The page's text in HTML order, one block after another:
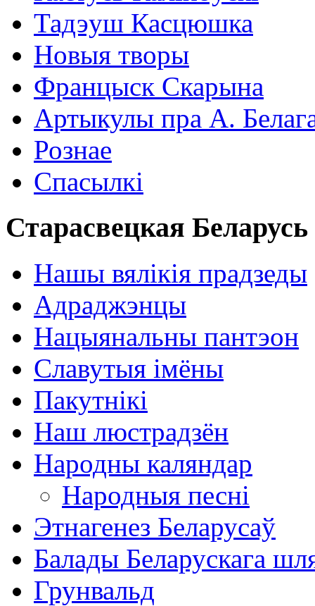
Тадэуш Касцюшка
Новыя творы
Францыск Скарына
Артыкулы пра А.
Рознае
Спасылкі
Старасвецкая Беларусь
Нашы вялікія прадзеды
Адраджэнцы
Нацыянальны пантэон
Славутыя імёны
Пакутнікі
Наш люстрадзён
Народны каляндар
Народныя песні
Этнагенез Беларусаў
Балады Беларускага
Грунвальд